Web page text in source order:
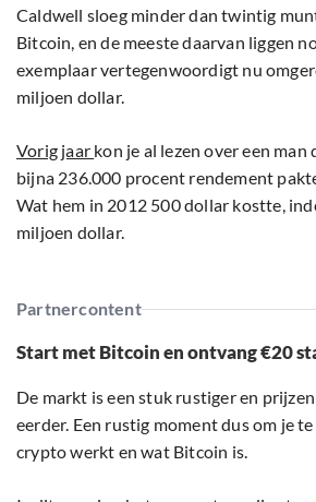
Caldwell sloeg minder dan twintig
Bitcoin, en de meeste daarvan liggen
exemplaar vertegenwoordigt nu
miljoen dollar.
Vorig jaar kon je al lezen over een
bijna 236.000 procent rendement
Wat hem in 2012 500 dollar kostte,
miljoen dollar.
Partnercontent
Start met Bitcoin en ontvang €20
De markt is een stuk rustiger en
eerder. Een rustig moment dus om je
crypto werkt en wat Bitcoin is.